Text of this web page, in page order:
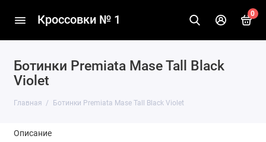
Кроссовки № 1 0
Ботинки Premiata Mase Tall Black
Violet
Главная Ботинки Premiata Mase Tall Black Violet
Описание